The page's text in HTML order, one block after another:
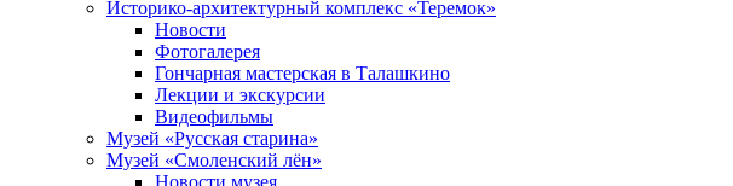
Историко-архитектурный комплекс «Теремок»
Новости
Фотогалерея
Гончарная мастерская в Талашкино
Лекции и экскурсии
Видеофильмы
Музей «Русская старина»
Музей «Смоленский лён»
Новости музея